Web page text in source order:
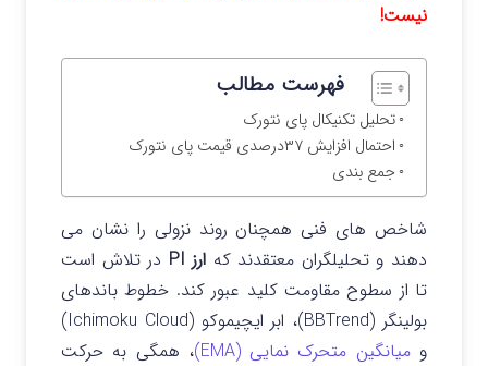
نیست!
فهرست مطالب
تحلیل تکنیکال پای نتورک
احتمال افزایش ۳۷درصدی قیمت پای نتورک
جمع بندی
شاخص های فنی همچنان روند نزولی را نشان می
دهند و تحلیلگران معتقدند که ارز PI
در تلاش است
تا از سطوح مقاومت کلید عبور کند. خطوط باندهای
بولینگر (BBTrend)، ابر ایچیموکو (Ichimoku Cloud)
ومیانگین متحرک نمایی (EMA) ، همگی به حرکت